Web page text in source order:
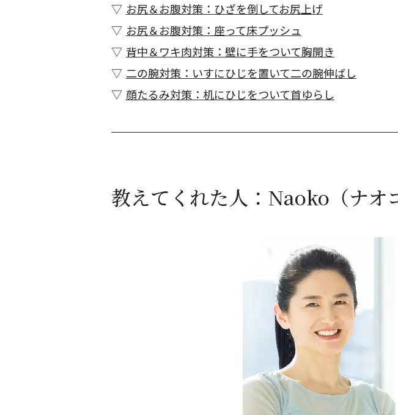
お尻＆お腹対策：ひざを倒してお尻上げ
お尻＆お腹対策：座って床プッシュ
背中＆ワキ肉対策：壁に手をついて胸開き
二の腕対策：いすにひじを置いて二の腕伸ばし
顔たるみ対策：机にひじをついて首ゆらし
教えてくれた人：Naoko（ナオ